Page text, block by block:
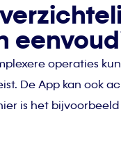
operaties
De App kan ook
is het